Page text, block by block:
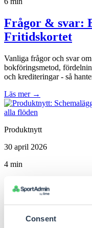
Consent
Frågor & svar:
Fritidskortet
Vanliga frågor och svar
bokföringsmetod,
och krediteringar - så
Läs mer →
Produktnytt
30 april 2026
4 min
Produktnytt:
och
Nu släpper vi nya